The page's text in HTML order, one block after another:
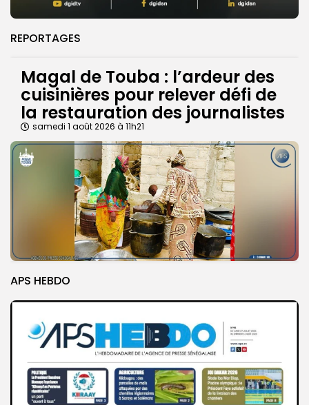
REPORTAGES
Magal de Touba : l’ardeur des
cuisinières pour relever défi de
la restauration des journalistes
samedi 1 août 2026 à 11h21
APS HEBDO